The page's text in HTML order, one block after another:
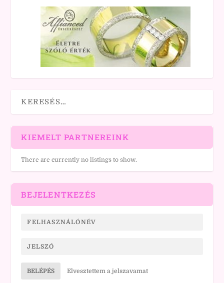
KIEMELT PARTNEREINK
There are currently no listings to show.
BEJELENTKEZÉS
BELÉPÉS Elvesztettem a jelszavamat